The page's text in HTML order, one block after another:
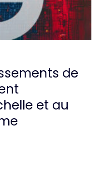
de
et au